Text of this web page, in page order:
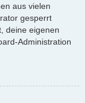
aus vielen
gesperrt
deine eigenen
Administration